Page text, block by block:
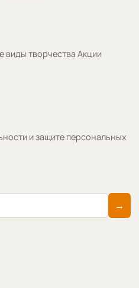
виды творчества Акции
и защите персональных
→